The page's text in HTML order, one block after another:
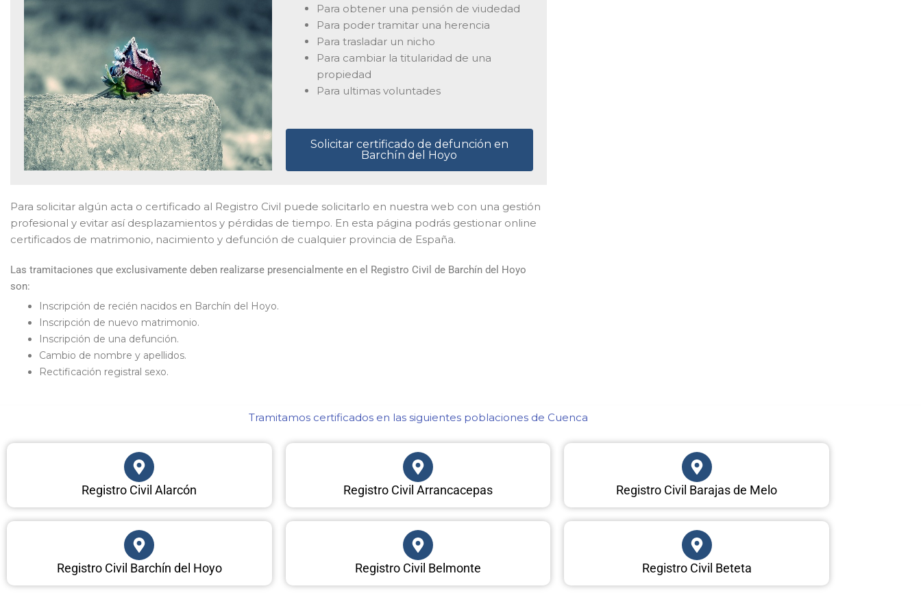
Para obtener una pensión de viudedad
Para poder tramitar una herencia
Para trasladar un nicho
Para cambiar la titularidad de una
propiedad
Para ultimas voluntades
Solicitar certificado de defunción en
Barchín del Hoyo
Para solicitar algún acta o certificado al Registro Civil puede solicitarlo en nuestra web con una gestión
profesional y evitar así desplazamientos y pérdidas de tiempo. En esta página podrás gestionar online
certificados de matrimonio, nacimiento y defunción de cualquier provincia de España.
Las tramitaciones que exclusivamente deben realizarse presencialmente en el Registro Civil de Barchín del Hoyo
son:
Inscripción de recién nacidos en Barchín del Hoyo.
Inscripción de nuevo matrimonio.
Inscripción de una defunción.
Cambio de nombre y apellidos.
Rectificación registral sexo.
Tramitamos certificados en las siguientes poblaciones de Cuenca​
Registro Civil Alarcón Registro Civil Arrancacepas Registro Civil Barajas de Melo
Registro Civil Barchín del Hoyo Registro Civil Belmonte Registro Civil Beteta